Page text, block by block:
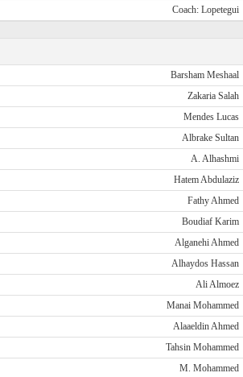
Coach: Lopetegui
Barsham Meshaal
Zakaria Salah
Mendes Lucas
Albrake Sultan
A. Alhashmi
Hatem Abdulaziz
Fathy Ahmed
Boudiaf Karim
Alganehi Ahmed
Alhaydos Hassan
Ali Almoez
Manai Mohammed
Alaaeldin Ahmed
Tahsin Mohammed
M. Mohammed